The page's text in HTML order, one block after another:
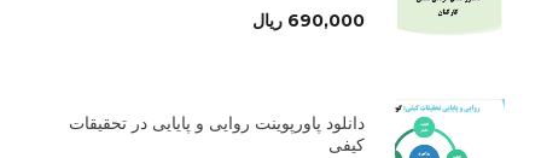
690,000 ریال
دانلود پاورپوینت روایی و پایایی در تحقیقات
کیفی